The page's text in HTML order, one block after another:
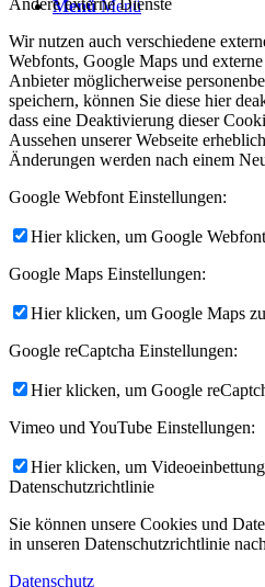
Menü Menü
Andere externe Dienste
Wir nutzen auch verschiedene
Webfonts, Google Maps und
Anbieter möglicherweise
speichern, können Sie diese hier
dass eine Deaktivierung dieser
Aussehen unserer Webseite
Änderungen werden nach einem
Google Webfont Einstellungen:
Hier klicken, um Google
Google Maps Einstellungen:
Hier klicken, um Google Maps
Google reCaptcha Einstellungen:
Hier klicken, um Google
Vimeo und YouTube Einstellungen:
Hier klicken, um
Datenschutzrichtlinie
Sie können unsere Cookies und
in unseren Datenschutzrichtlinie
Datenschutz